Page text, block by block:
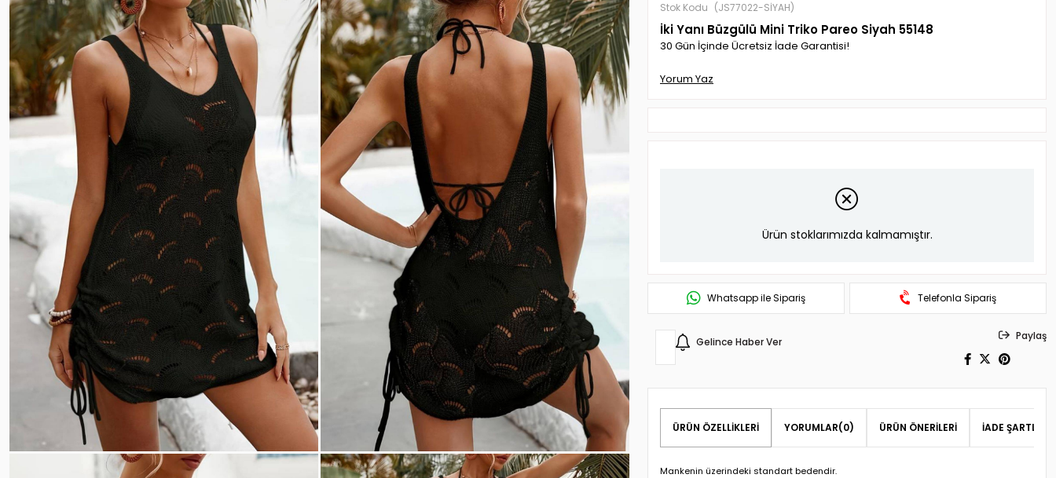
Stok Kodu (JS77022-SİYAH)
İki Yanı Büzgülü Mini Triko Pareo Siyah 55148
30 Gün İçinde Ücretsiz İade Garantisi!
Yorum Yaz
Ürün stoklarımızda kalmamıştır.
Whatsapp ile Sipariş Telefonla Sipariş
Gelince Haber Ver Paylaş
ÜRÜN ÖZELLIKLERI YORUMLAR(0) ÜRÜN ÖNERILERI İADE ŞARTLARI
Mankenin üzerindeki standart bedendir.